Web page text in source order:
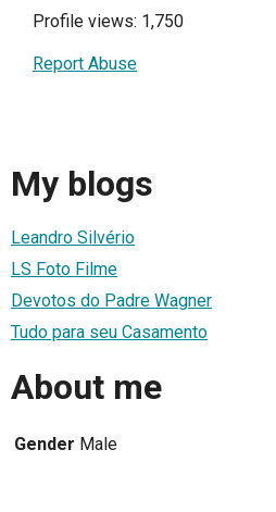
Profile views: 1,750
Report Abuse
My blogs
Leandro Silvério
LS Foto Filme
Devotos do Padre Wagner
Tudo para seu Casamento
About me
Gender Male